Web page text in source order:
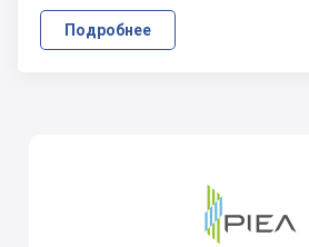
Подробнее